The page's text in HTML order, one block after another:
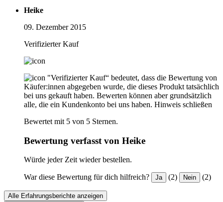
Heike
09. Dezember 2015
Verifizierter Kauf
"Verifizierter Kauf“ bedeutet, dass die Bewertung von
Käufer:innen abgegeben wurde, die dieses Produkt tatsächlich
bei uns gekauft haben. Bewerten können aber grundsätzlich
alle, die ein Kundenkonto bei uns haben. Hinweis schließen
Bewertet mit 5 von 5 Sternen.
Bewertung verfasst von Heike
Würde jeder Zeit wieder bestellen.
War diese Bewertung für dich hilfreich? Ja (2) Nein (2)
Alle Erfahrungsberichte anzeigen